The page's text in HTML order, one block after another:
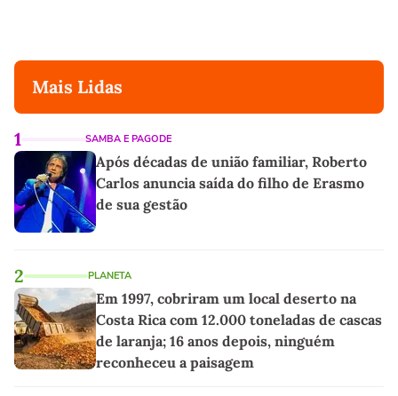
Mais Lidas
1 SAMBA E PAGODE
Após décadas de união familiar, Roberto
Carlos anuncia saída do filho de Erasmo
de sua gestão
2 PLANETA
Em 1997, cobriram um local deserto na
Costa Rica com 12.000 toneladas de cascas
de laranja; 16 anos depois, ninguém
reconheceu a paisagem